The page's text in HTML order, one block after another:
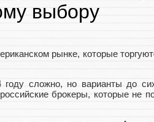
выбору
рынке, которые
году сложно, но варианты до
брокеры, которые не